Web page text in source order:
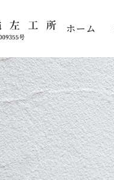
ホーム